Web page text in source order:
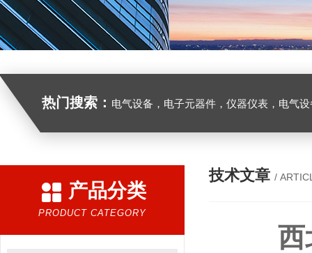
热门搜索： 电气设备，电子元器件，仪器仪表，电气
产品分类
PRODUCT CATEGORY
技术文章 /
西